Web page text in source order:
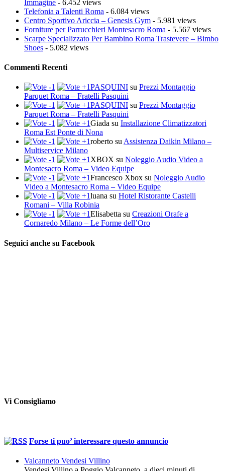
Immagine - 6.452 views
Telefonia a Talenti Roma - 6.084 views
Centro Sportivo Ariccia – Genesis Gym - 5.981 views
Forniture per Parrucchieri Montesacro Roma - 5.567 views
Scarpe Specializzato Per Bambino Roma Trastevere – Bimbo
Shoes - 5.082 views
Commenti Recenti
PASQUINI su Prezzi Montaggio
Parquet Roma – Fratelli Pasquini
PASQUINI su Prezzi Montaggio
Parquet Roma – Fratelli Pasquini
Giada su Installazione Climatizzatori
Roma Est Ponte di Nona
roberto suAssistenza Daikin Milano –
Multiservice Milano
XBOX su Noleggio Audio Video a
Montesacro Roma – Video Equipe
Francesco Xbox su Noleggio Audio
Video a Montesacro Roma – Video Equipe
luana su Hotel Ristorante Castelli
Romani – Villa Robinia
Elisabetta su Creazioni Orafe a
Cornaredo Milano – Le Forme dell’Oro
Seguici anche su Facebook
Vi Consigliamo
Forse ti puo’ interessare questo annuncio
Valcanneto Vendesi Villino